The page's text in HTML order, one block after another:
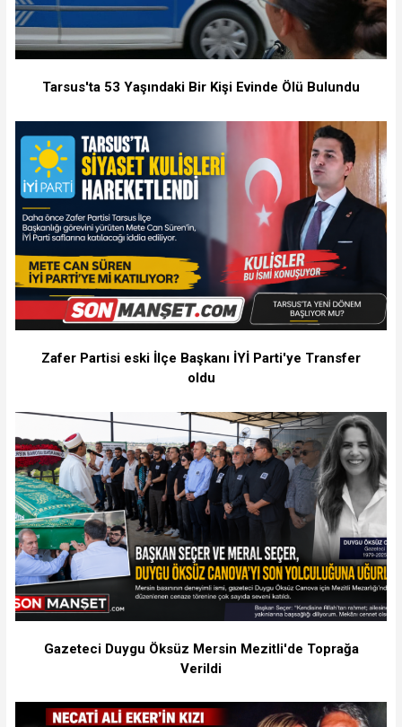
Tarsus'ta 53 Yaşındaki Bir Kişi Evinde Ölü Bulundu
Zafer Partisi eski İlçe Başkanı İYİ Parti'ye Transfer
oldu
Gazeteci Duygu Öksüz Mersin Mezitli'de Toprağa
Verildi